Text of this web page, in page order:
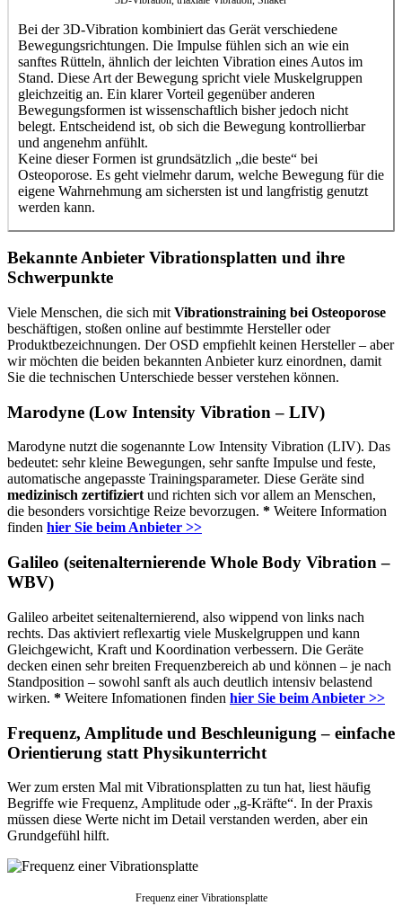
Bei der 3D-Vibration kombiniert das Gerät verschiedene
Bewegungsrichtungen. Die Impulse fühlen sich an wie ein
sanftes Rütteln, ähnlich der leichten Vibration eines Autos im
Stand. Diese Art der Bewegung spricht viele Muskelgruppen
gleichzeitig an. Ein klarer Vorteil gegenüber anderen
Bewegungsformen ist wissenschaftlich bisher jedoch nicht
belegt. Entscheidend ist, ob sich die Bewegung kontrollierbar
und angenehm anfühlt.
Keine dieser Formen ist grundsätzlich „die beste“ bei
Osteoporose. Es geht vielmehr darum, welche Bewegung für die
eigene Wahrnehmung am sichersten ist und langfristig genutzt
werden kann.
Bekannte Anbieter Vibrationsplatten und ihre
Schwerpunkte
Viele Menschen, die sich mit Vibrationstraining bei Osteoporose
beschäftigen, stoßen online auf bestimmte Hersteller oder
Produktbezeichnungen. Der OSD empfiehlt keinen Hersteller – aber
wir möchten die beiden bekannten Anbieter kurz einordnen, damit
Sie die technischen Unterschiede besser verstehen können.
Marodyne (Low Intensity Vibration – LIV)
Marodyne nutzt die sogenannte Low Intensity Vibration (LIV). Das
bedeutet: sehr kleine Bewegungen, sehr sanfte Impulse und feste,
automatische angepasste Trainingsparameter. Diese Geräte sind
medizinisch zertifiziert und richten sich vor allem an Menschen,
die besonders vorsichtige Reize bevorzugen. * Weitere Information
finden hier Sie beim Anbieter >>
Galileo (seitenalternierende Whole Body Vibration –
WBV)
Galileo arbeitet seitenalternierend, also wippend von links nach
rechts. Das aktiviert reflexartig viele Muskelgruppen und kann
Gleichgewicht, Kraft und Koordination verbessern. Die Geräte
decken einen sehr breiten Frequenzbereich ab und können – je nach
Standposition – sowohl sanft als auch deutlich intensiv belastend
wirken. * Weitere Infomationen finden hier Sie beim Anbieter >>
Frequenz, Amplitude und Beschleunigung – einfache
Orientierung statt Physikunterricht
Wer zum ersten Mal mit Vibrationsplatten zu tun hat, liest häufig
Begriffe wie Frequenz, Amplitude oder „g-Kräfte“. In der Praxis
müssen diese Werte nicht im Detail verstanden werden, aber ein
Grundgefühl hilft.
Frequenz einer Vibrationsplatte